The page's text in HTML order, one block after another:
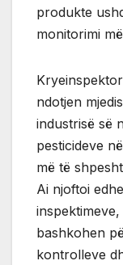
produkte
monitorimi
ndotjen
industrisë së
pesticideve
më të
Ai njoftoi
bashkohen
kontrolleve